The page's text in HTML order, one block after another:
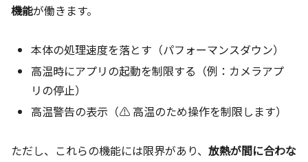
機能が働きます。
本体の処理速度を落とす（パフォーマンスダウン）
高温時にアプリの起動を制限する（例：カメラアプ
リの停止）
高温警告の表示（⚠️ 高温のため操作を制限します）
ただし、これらの機能には限界があり、 放熱が間に合わな